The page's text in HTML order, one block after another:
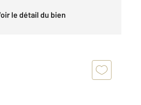
Voir le détail du bien